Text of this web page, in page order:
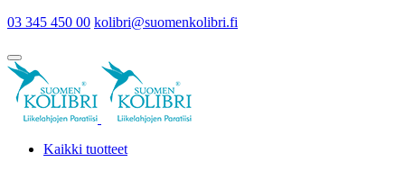
03 345 450 00 kolibri@suomenkolibri.fi
Kaikki tuotteet